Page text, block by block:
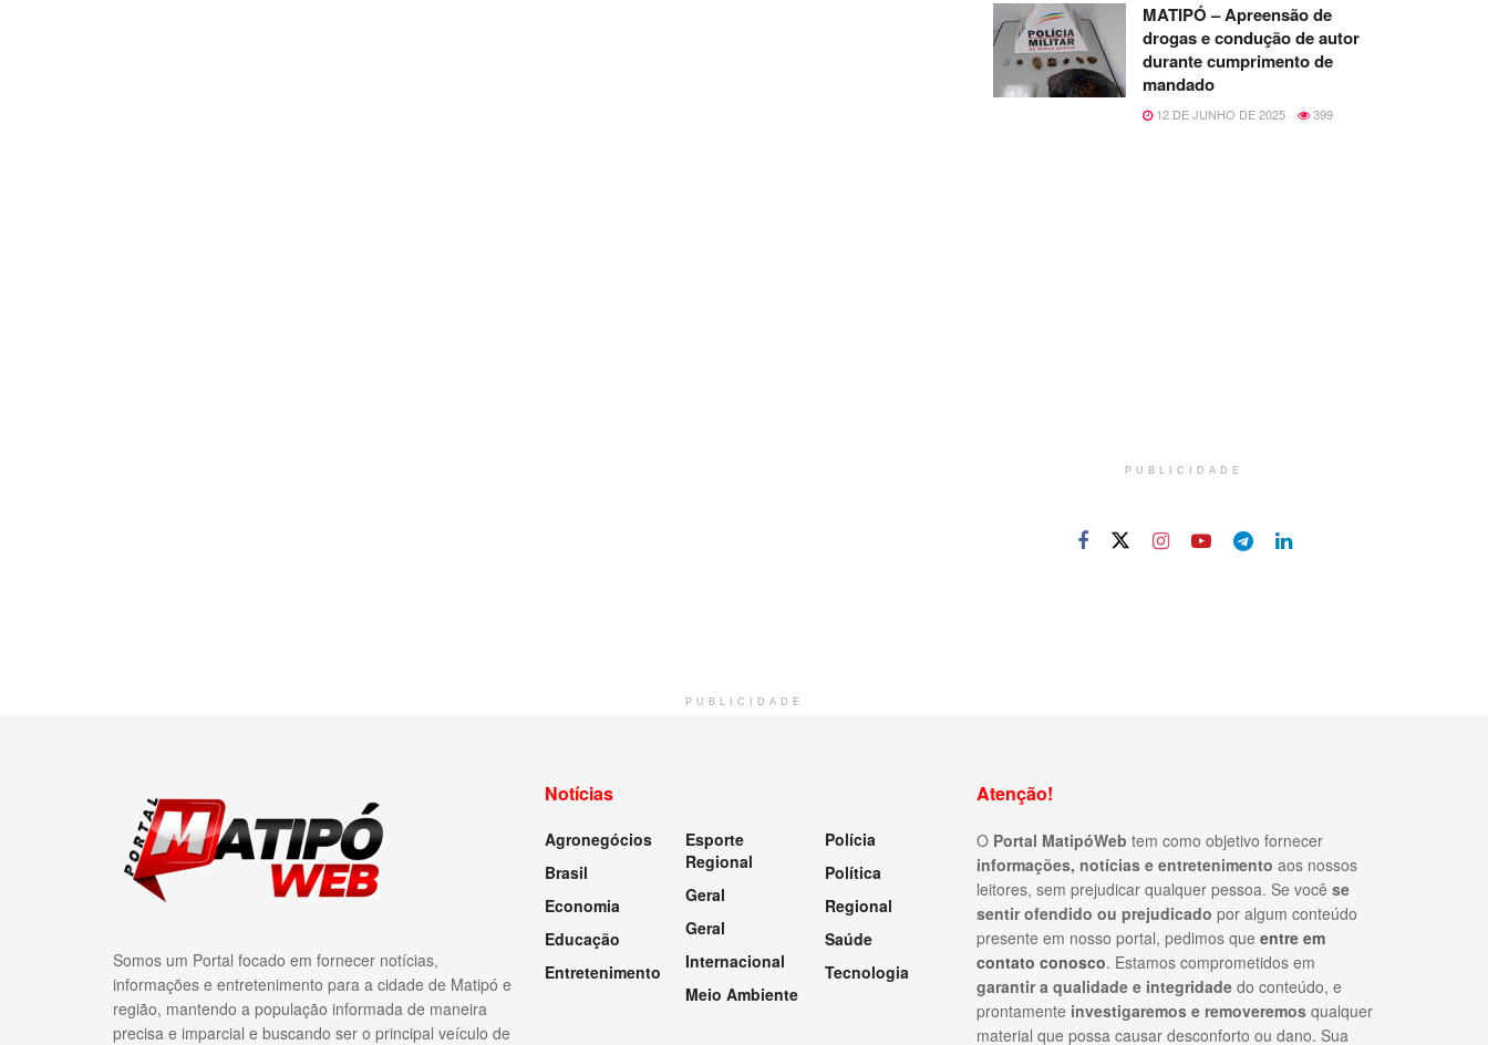
MATIPÓ – Apreensão de
drogas e condução de autor
durante cumprimento de
mandado
12 DE JUNHO DE 2025 399
PUBLICIDADE
PUBLICIDADE
Somos um Portal focado em fornecer notícias,
informações e entretenimento para a cidade de Matipó e
região, mantendo a população informada de maneira
precisa e imparcial e buscando ser o principal veículo de
Notícias
Agronegócios
Brasil
Economia
Educação
Entretenimento
Esporte
Regional
Geral
Geral
Internacional
Meio Ambiente
Polícia
Política
Regional
Saúde
Tecnologia
Atenção!
O Portal MatipóWeb tem como objetivo fornecer
informações, notícias e entretenimento aos nossos
leitores, sem prejudicar qualquer pessoa. Se você se
sentir ofendido ou prejudicado por algum conteúdo
presente em nosso portal, pedimos que entre em
contato conosco. Estamos comprometidos em
garantir a qualidade e integridade do conteúdo, e
prontamente investigaremos e removeremos qualquer
material que possa causar desconforto ou dano. Sua